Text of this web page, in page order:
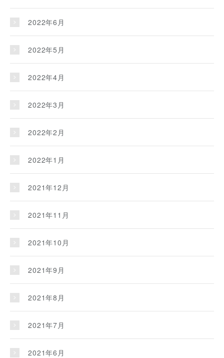
2022年6月
2022年5月
2022年4月
2022年3月
2022年2月
2022年1月
2021年12月
2021年11月
2021年10月
2021年9月
2021年8月
2021年7月
2021年6月